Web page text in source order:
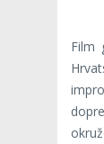
Film